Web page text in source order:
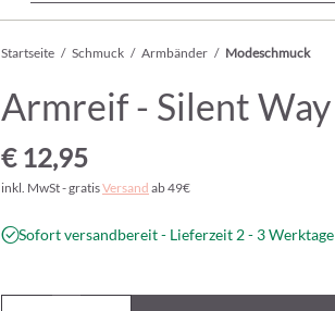
Startseite / Schmuck / Armbänder / Modeschmuck
Armreif - Silent Way
€ 12,95
inkl. MwSt - gratisVersand ab 49€
Sofort versandbereit - Lieferzeit 2 - 3 Werktage